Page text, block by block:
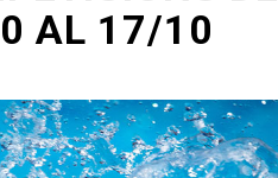
AL 17/10